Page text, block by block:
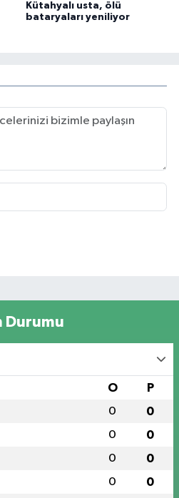
Kütahyalı usta, ölü
bataryaları yeniliyor
Durumu
O P
0 0
0 0
0 0
0 0